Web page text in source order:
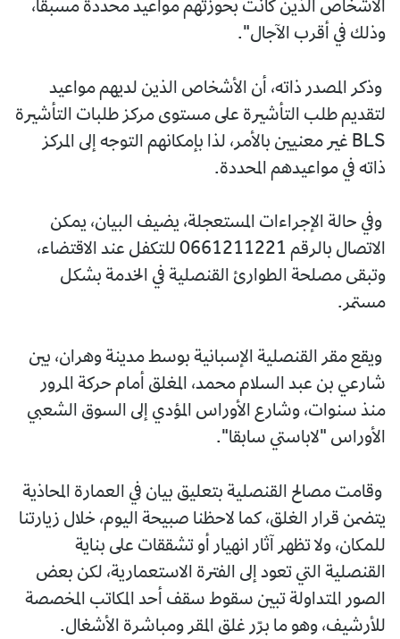
الأشخاص الذين كانت بحوزتهم مواعيد محددة مسبقا،
وذلك في أقرب الآجال".
وذكر المصدر ذاته، أن الأشخاص الذين لديهم مواعيد
لتقديم طلب التأشيرة على مستوى مركز طلبات التأشيرة
BLS غير معنيين بالأمر، لذا بإمكانهم التوجه إلى المركز
ذاته في مواعيدهم المحددة.
وفي حالة الإجراءات المستعجلة، يضيف البيان، يمكن
الاتصال بالرقم 0661211221 للتكفل عند الاقتضاء،
وتبقى مصلحة الطوارئ القنصلية في الخدمة بشكل
مستمر.
ويقع مقر القنصلية الإسبانية بوسط مدينة وهران، بين
شارعي بن عبد السلام محمد، المغلق أمام حركة المرور
منذ سنوات، وشارع الأوراس المؤدي إلى السوق الشعبي
الأوراس "لاباستي سابقا".
وقامت مصالح القنصلية بتعليق بيان في العمارة المحاذية
يتضمن قرار الغلق، كما لاحظنا صبيحة اليوم، خلال زيارتنا
للمكان، ولا تظهر آثار انهيار أو تشققات على بناية
القنصلية التي تعود إلى الفترة الاستعمارية، لكن بعض
الصور المتداولة تبين سقوط سقف أحد المكاتب المخصصة
للأرشيف، وهو ما برّر غلق المقر ومباشرة الأشغال.